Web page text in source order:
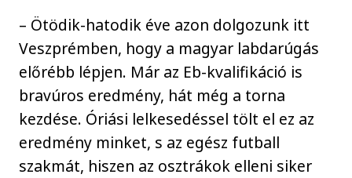
– Ötödik-hatodik éve azon dolgozunk itt
Veszprémben, hogy a magyar labdarúgás
előrébb lépjen. Már az Eb-kvalifikáció is
bravúros eredmény, hát még a torna
kezdése. Óriási lelkesedéssel tölt el ez az
eredmény minket, s az egész futball
szakmát, hiszen az osztrákok elleni siker